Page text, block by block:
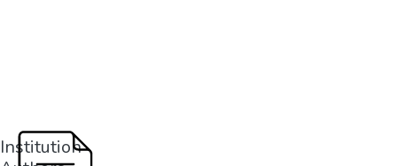
Institution